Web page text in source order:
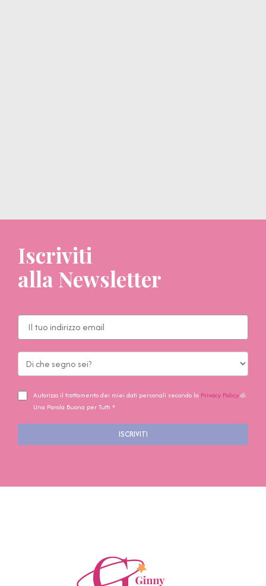
Iscriviti
alla Newsletter
Autorizzo il trattamento dei miei dati personali secondo la Privacy Policydi
Una Parola Buona per Tutti *
ISCRIVITI